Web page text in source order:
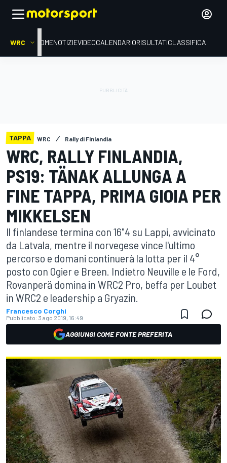
WRC HOMENOTIZIEVIDEOCALENDARIORISULTATICLASSIFICA
TAPPA WRC Rally di Finlandia
WRC, RALLY FINLANDIA,
PS19: TÄNAK ALLUNGA A
FINE TAPPA, PRIMA GIOIA PER
MIKKELSEN
Il finlandese termina con 16"4 su Lappi, avvicinato
da Latvala, mentre il norvegese vince l'ultimo
percorso e domani continuerà la lotta per il 4°
posto con Ogier e Breen. Indietro Neuville e le Ford,
Rovanperä domina in WRC2 Pro, beffa per Loubet
in WRC2 e leadership a Gryazin.
Francesco Corghi
Pubblicato: 3 ago 2019, 16:49
AGGIUNGI COME FONTE PREFERITA